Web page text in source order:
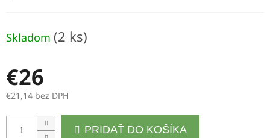
€26
€21,14 bez DPH
Jednotková
cena:
Skladom (2 ks)
PRIDAŤ DO KOŠÍKA